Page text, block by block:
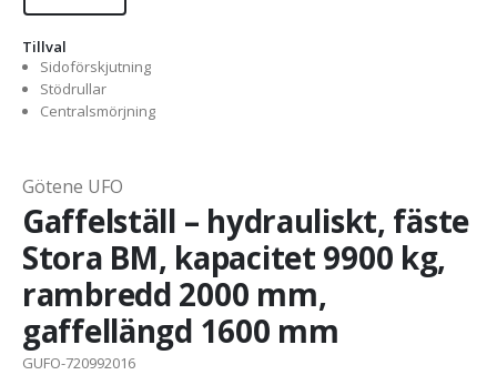
Tillval
Sidoförskjutning
Stödrullar
Centralsmörjning
Götene UFO
Gaffelställ – hydrauliskt, fäste
Stora BM, kapacitet 9900 kg,
rambredd 2000 mm,
gaffellängd 1600 mm
GUFO-720992016